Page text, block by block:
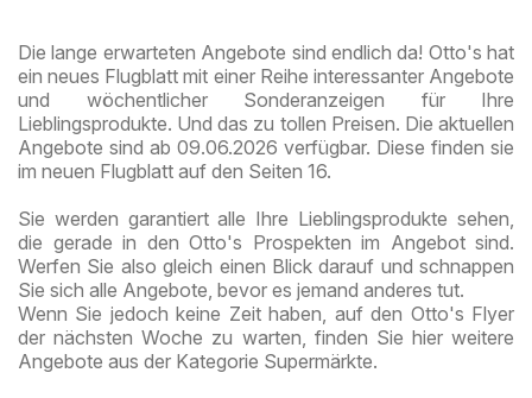
Die lange erwarteten Angebote sind endlich da! Otto's hat
ein neues Flugblatt mit einer Reihe interessanter Angebote
und wöchentlicher Sonderanzeigen für Ihre
Lieblingsprodukte. Und das zu tollen Preisen. Die aktuellen
Angebote sind ab 09.06.2026 verfügbar. Diese finden sie
im neuen Flugblatt auf den Seiten 16.
Sie werden garantiert alle Ihre Lieblingsprodukte sehen,
die gerade in den Otto's Prospekten im Angebot sind.
Werfen Sie also gleich einen Blick darauf und schnappen
Sie sich alle Angebote, bevor es jemand anderes tut.
Wenn Sie jedoch keine Zeit haben, auf den Otto's Flyer
der nächsten Woche zu warten, finden Sie hier weitere
Angebote aus der Kategorie Supermärkte.